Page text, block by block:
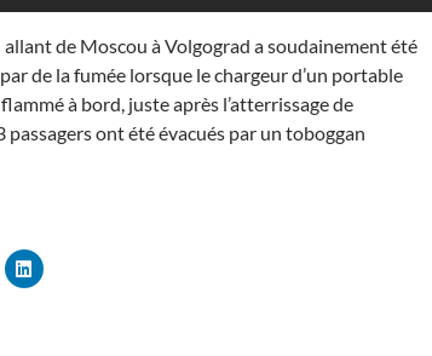
allant de Moscou à Volgograd a soudainement été
de la fumée lorsque le chargeur d’un portable
à bord, juste après l’atterrissage de
passagers ont été évacués par un toboggan